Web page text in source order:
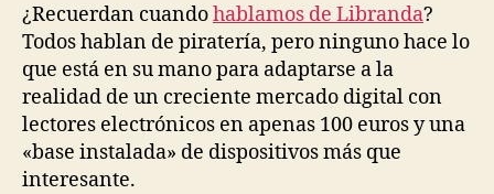
¿Recuerdan cuandohablamos de Libranda?
Todos hablan de piratería, pero ninguno hace lo
que está en su mano para adaptarse a la
realidad de un creciente mercado digital con
lectores electrónicos en apenas 100 euros y una
«base instalada» de dispositivos más que
interesante.